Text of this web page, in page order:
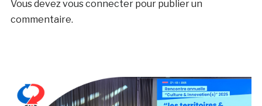
Vous devezvous connecterpour publier un
commentaire.